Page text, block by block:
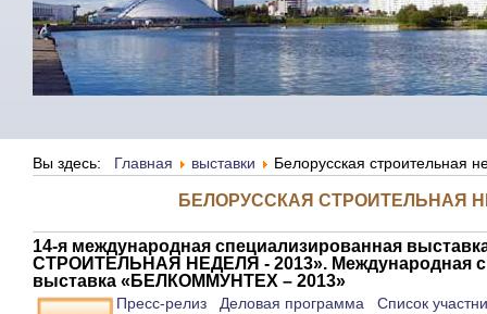
Вы здесь: Главная выставки Белорусская строительная
БЕЛОРУССКАЯ СТРОИТЕЛЬНАЯ
14-я международная специализированная
СТРОИТЕЛЬНАЯ НЕДЕЛЯ - 2013». Международная
выставка «БЕЛКОММУНТЕХ – 2013»
Пресс-релиз Деловая программа Список